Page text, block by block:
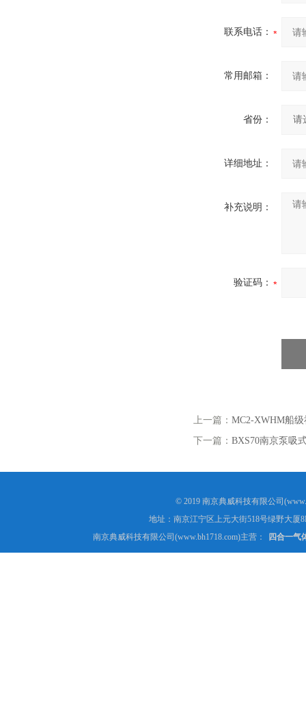
联系电话：
常用邮箱：
省份：
详细地址：
补充说明：
验证码：
上一篇： MC2-XWHM船
下一篇： BXS70南京泵吸
© 2019 南京典威科技有限公司
地址：南京江宁区上元大街518号绿野大厦
南京典威科技有限公司(www.bh1718.com)主营：
四合一气